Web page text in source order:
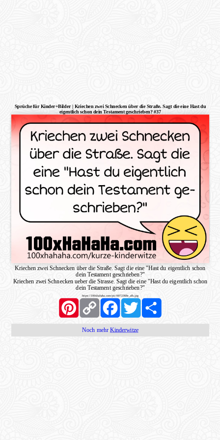
Sprüche für Kinder+Bilder | Kriechen zwei Schnecken über die Straße. Sagt die eine Hast du
eigentlich schon dein Testament geschrieben? #37
Kriechen zwei Schnecken über die Straße. Sagt die eine "Hast du eigentlich schon
dein Testament geschrieben?"
Kriechen zwei Schnecken ueber die Strasse. Sagt die eine "Hast du eigentlich schon
dein Testament geschrieben?"
https://100xhahaha.com/pic!6072368e_sfb.jpg
PinterestCopy
Link
FacebookTwitter Share
Noch mehr Kinderwitze